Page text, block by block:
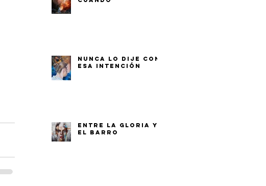
NUNCA LO DIJE CON
ESA INTENCIÓN
ENTRE LA GLORIA Y
EL BARRO